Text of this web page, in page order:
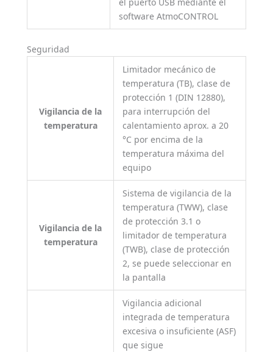
software AtmoCONTROL
Seguridad
Vigilancia de la
temperatura
Limitador mecánico de
temperatura (TB), clase de
protección 1 (DIN 12880),
para interrupción del
calentamiento aprox. a 20
°C por encima de la
temperatura máxima del
equipo
Vigilancia de la
temperatura
Sistema de vigilancia de la
temperatura (TWW), clase
de protección 3.1 o
limitador de temperatura
(TWB), clase de protección
2, se puede seleccionar en
la pantalla
Vigilancia adicional
integrada de temperatura
excesiva o insuficiente (ASF)
que sigue